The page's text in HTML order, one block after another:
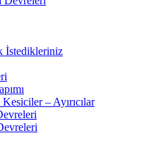
İstedikleriniz
– Ayırıcılar